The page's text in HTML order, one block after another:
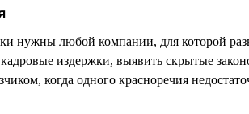
нужны любой компании, для которой
издержки, выявить скрытые
когда одного красноречия